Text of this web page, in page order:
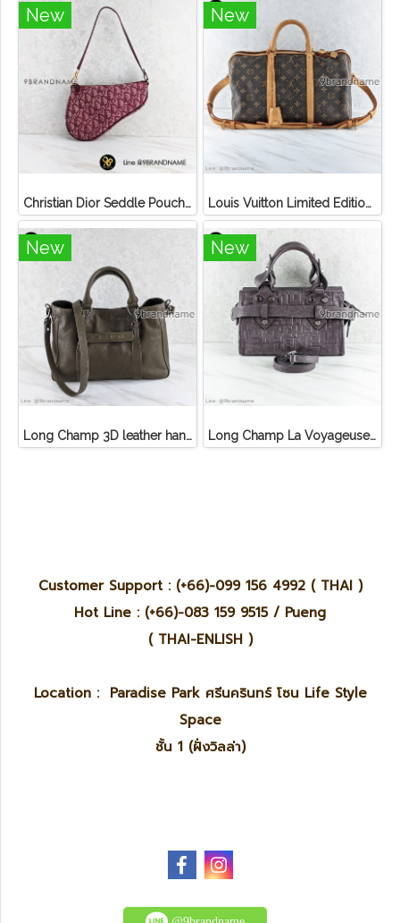
New
Christian Dior Seddle Pouch Accessory Hand Bag
New
Louis Vuitton Limited Edition Monogram Canvas Sofia Coppola SC Bag
New
Long Champ 3D leather handbag
New
Long Champ La Voyageuse Bag Leather
Customer Support : (+66)-099 156 4992 ( THAI )
Hot Line : (+66)-083 159 9515 / Pueng
( THAI-ENLISH )
Location : Paradise Park ศรีนครินทร์ โซน Life Style
Space
ชั้น 1 (ฝั่งวิลล่า)